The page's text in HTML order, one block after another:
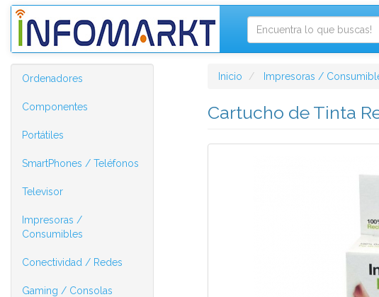
Ordenadores
Componentes
Portátiles
SmartPhones / Teléfonos
Televisor
Impresoras /
Consumibles
Conectividad / Redes
Gaming / Consolas
Inicio Impresoras /
Cartucho de Tinta